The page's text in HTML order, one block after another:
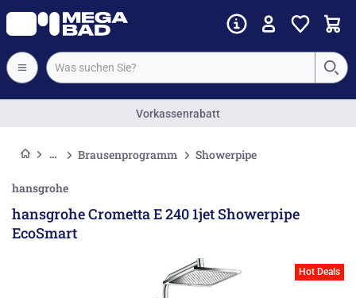
Vorkassenrabatt
Brausenprogramm Showerpipe
hansgrohe
hansgrohe Crometta E 240 1jet Showerpipe
EcoSmart
Hot Deals